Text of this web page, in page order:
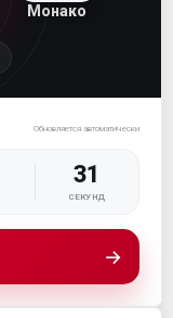
Монако
Обновляется автоматически
29
СЕКУНД
→